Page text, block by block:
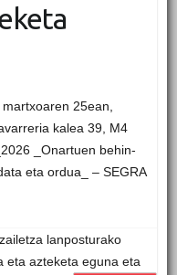
25ean,
kalea 39, M4
_Onartuen behin-
eta ordua_ – SEGRA
lanposturako
eta azteketa eguna eta